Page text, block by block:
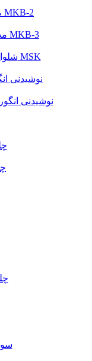
شلوار جین مردانه fashion مدل MKB-2
شلوار جین مردانه MACJNS مدل MKB-3
شلوار اسلش مردانه دم پا کشی مدل MSK
نوشیدنی
نوشیدنی انگور